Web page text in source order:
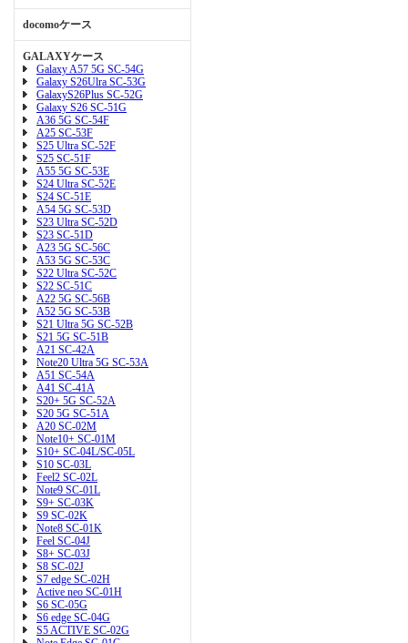
docomoケース
GALAXYケース
Galaxy A57 5G SC-54G
Galaxy S26Ulra SC-53G
GalaxyS26Plus SC-52G
Galaxy S26 SC-51G
A36 5G SC-54F
A25 SC-53F
S25 Ultra SC-52F
S25 SC-51F
A55 5G SC-53E
S24 Ultra SC-52E
S24 SC-51E
A54 5G SC-53D
S23 Ultra SC-52D
S23 SC-51D
A23 5G SC-56C
A53 5G SC-53C
S22 Ultra SC-52C
S22 SC-51C
A22 5G SC-56B
A52 5G SC-53B
S21 Ultra 5G SC-52B
S21 5G SC-51B
A21 SC-42A
Note20 Ultra 5G SC-53A
A51 SC-54A
A41 SC-41A
S20+ 5G SC-52A
S20 5G SC-51A
A20 SC-02M
Note10+ SC-01M
S10+ SC-04L/SC-05L
S10 SC-03L
Feel2 SC-02L
Note9 SC-01L
S9+ SC-03K
S9 SC-02K
Note8 SC-01K
Feel SC-04J
S8+ SC-03J
S8 SC-02J
S7 edge SC-02H
Active neo SC-01H
S6 SC-05G
S6 edge SC-04G
S5 ACTIVE SC-02G